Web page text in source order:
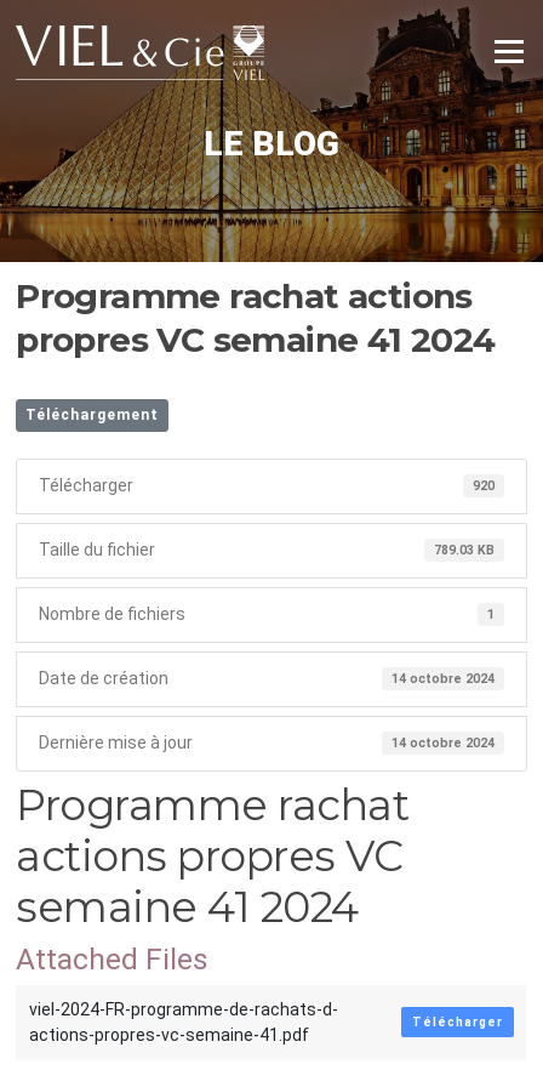
contenu
Menu
LE BLOG
Programme rachat actions
propres VC semaine 41 2024
Téléchargement
Télécharger 920
Taille du fichier 789.03 KB
Nombre de fichiers 1
Date de création 14 octobre 2024
Dernière mise à jour 14 octobre 2024
Programme rachat
actions propres VC
semaine 41 2024
Attached Files
viel-2024-FR-programme-de-rachats-d-
actions-propres-vc-semaine-41.pdf
Télécharger